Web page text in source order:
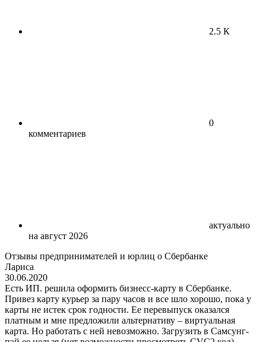
2.5 К
0
комментариев
актуально
на август 2026
Отзывы предпринимателей и юрлиц о Сбербанке
Лариса
30.06.2020
Есть ИП. решила оформить бизнесс-карту в Сбербанке.
Привез карту курьер за пару часов и все шло хорошо, пока у
карты не истек срок годности. Ее перевыпуск оказался
платным и мне предложили альтернативу – виртуальная
карта. Но работать с ней невозможно. Загрузить в Самсунг-